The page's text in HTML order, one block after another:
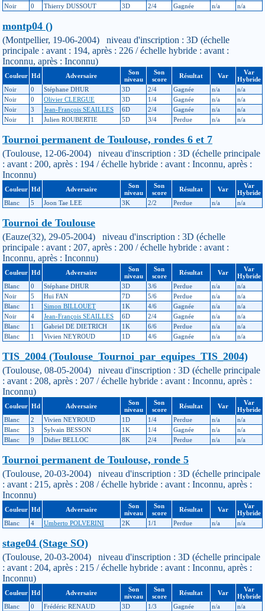
Noir 0 Thierry DUSSOUT 3D 2/4 Gagnée n/a n/a
montp04 ()
(Montpellier, 19-06-2004) niveau d'inscription : 3D (échelle
principale : avant : 194, après : 226 / échelle hybride : avant :
Inconnu, après : Inconnu)
Couleur Hd Adversaire
Son
niveau
Son
score
Résultat Var
Var
Hybride
Noir
0 Stéphane DHUR 3D 2/4 Gagnée n/a
n/a
Noir
0 Olivier CLERGUE 3D 1/4 Gagnée n/a
n/a
Noir
3 Jean-François SEAILLES 6D 2/4 Gagnée n/a
n/a
Noir
1 Julien ROUBERTIE 5D 3/4 Perdue n/a n/a
Tournoi permanent de Toulouse, rondes 6 et 7
(Toulouse, 12-06-2004) niveau d'inscription : 3D (échelle principale
: avant : 200, après : 194 / échelle hybride : avant : Inconnu, après :
Inconnu)
Couleur Hd Adversaire
Son
niveau
Son
score
Résultat Var
Var
Hybride
Blanc
5 Joon Tae LEE 3K 2/2 Perdue n/a n/a
Tournoi de Toulouse
(Eauze(32), 29-05-2004) niveau d'inscription : 3D (échelle
principale : avant : 207, après : 200 / échelle hybride : avant :
Inconnu, après : Inconnu)
Couleur Hd Adversaire
Son
niveau
Son
score
Résultat Var
Var
Hybride
Blanc
0 Stéphane DHUR 3D 3/6 Perdue n/a
n/a
Noir
5 Hui FAN 7D 5/6 Perdue n/a
n/a
Blanc
1 Simon BILLOUET 1K 4/6 Gagnée n/a
n/a
Noir
4 Jean-François SEAILLES 6D 2/4 Gagnée n/a
n/a
Blanc
1 Gabriel DE DIETRICH 1K 6/6 Perdue n/a
n/a
Blanc
1 Vivien NEYROUD 1D 4/6 Gagnée n/a n/a
TIS_2004 (Toulouse_Tournoi_par_equipes_TIS_2004)
(Toulouse, 08-05-2004) niveau d'inscription : 3D (échelle principale
: avant : 208, après : 207 / échelle hybride : avant : Inconnu, après :
Inconnu)
Couleur Hd Adversaire
Son
niveau
Son
score
Résultat Var
Var
Hybride
Blanc
2 Vivien NEYROUD 1D 1/4 Perdue n/a
n/a
Blanc
3 Sylvain BESSON 1K 1/4 Gagnée n/a
n/a
Blanc
9 Didier BELLOC 8K 2/4 Perdue n/a n/a
Tournoi permanent de Toulouse, ronde 5
(Toulouse, 20-03-2004) niveau d'inscription : 3D (échelle principale
: avant : 215, après : 208 / échelle hybride : avant : Inconnu, après :
Inconnu)
Couleur Hd Adversaire
Son
niveau
Son
score
Résultat Var
Var
Hybride
Blanc
4 Umberto POLVERINI 2K 1/1 Perdue n/a n/a
stage04 (Stage SO)
(Toulouse, 20-03-2004) niveau d'inscription : 3D (échelle principale
: avant : 204, après : 215 / échelle hybride : avant : Inconnu, après :
Inconnu)
Couleur Hd Adversaire
Son
niveau
Son
score
Résultat Var
Var
Hybride
Blanc
0 Frédéric RENAUD 3D 1/3 Gagnée n/a
n/a